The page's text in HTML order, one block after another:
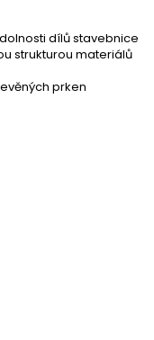
dílů stavebnice
strukturou materiálů
prken